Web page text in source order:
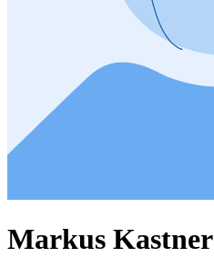
Markus Kastner